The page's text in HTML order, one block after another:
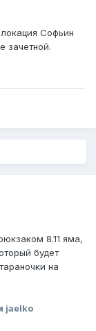
Софьин
зачетной.
8.11 яма,
будет
на
jaelko